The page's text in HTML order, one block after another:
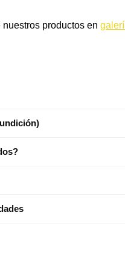
productos en